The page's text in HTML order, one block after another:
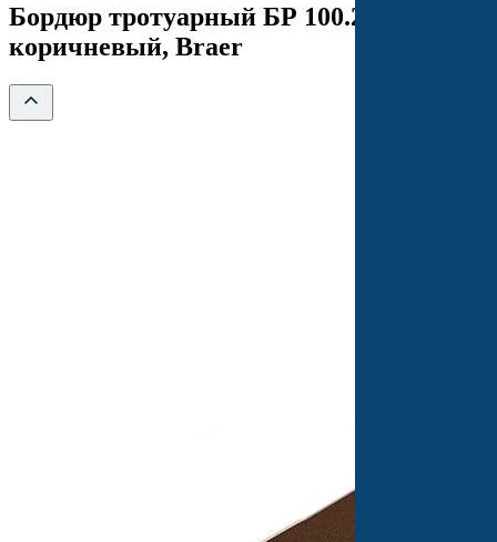
Бордюр тротуарный БР 100.20.8
коричневый, Braer